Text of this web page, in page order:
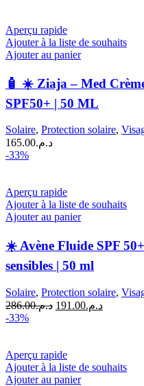
Aperçu rapide
Ajouter à la liste de souhaits
Ajouter au panier
🧴 ☀️ Ziaja – Med
SPF50+ | 50 ML
Solaire, Protection solaire,
د.م.165.00
-33%
Aperçu rapide
Ajouter à la liste de souhaits
Ajouter au panier
☀️ Avène Fluide SPF
sensibles | 50 ml
Solaire, Protection solaire,
د.م.286.00
Le
د.م.191.00
Le
-33%
Aperçu rapide
Ajouter à la liste de souhaits
Ajouter au panier